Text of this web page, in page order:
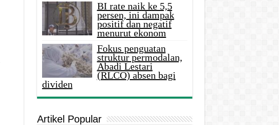
BI rate naik ke 5,5
persen, ini dampak
positif dan negatif
menurut ekonom
Fokus penguatan
struktur permodalan,
Abadi Lestari
(RLCO) absen bagi
dividen
Artikel Popular